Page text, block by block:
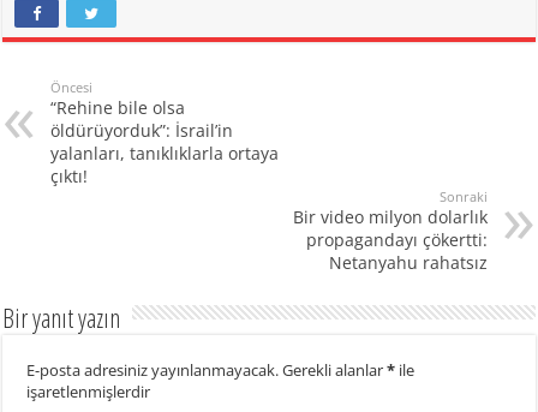
Öncesi
“Rehine bile olsa
öldürüyorduk”: İsrail’in
yalanları, tanıklıklarla ortaya
çıktı!
Sonraki
Bir video milyon dolarlık
propagandayı çökertti:
Netanyahu rahatsız
Bir yanıt yazın
E-posta adresiniz yayınlanmayacak.Gerekli alanlar* ile
işaretlenmişlerdir